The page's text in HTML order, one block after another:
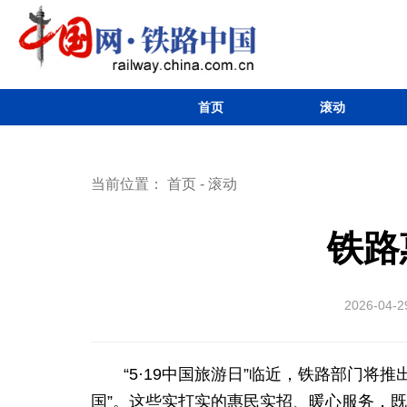
首页 滚动
当前位置： 首页 - 滚动
铁
2026-04-
“5·19中国旅游日”临近，铁路部门将
国”。这些实打实的惠民实招、暖心服务，